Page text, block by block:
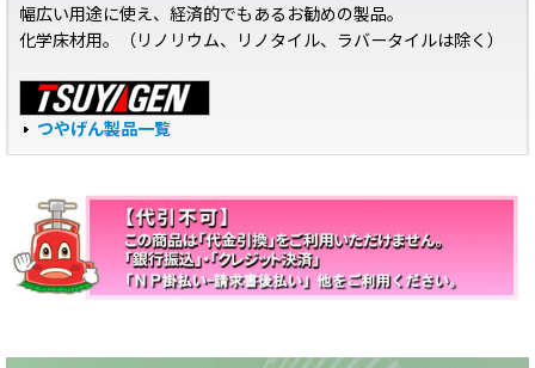
幅広い用途に使え、経済的でもあるお勧めの製品。
化学床材用。（リノリウム、リノタイル、ラバータイルは除く）
つやげん製品一覧